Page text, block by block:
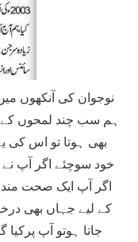
نوجوان کی آنکھوں
ہم سب چند لمحوں
بھی ہوتا تو اس کی
خود سوچئے اگر آپ نے
اگر آپ ایک صحت
کے لیے جہاں بھی
جاتا ہوتو آپ